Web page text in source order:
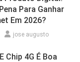
Para Ganhar
Em 2026?
jose augusto
Chip 4G É Boa